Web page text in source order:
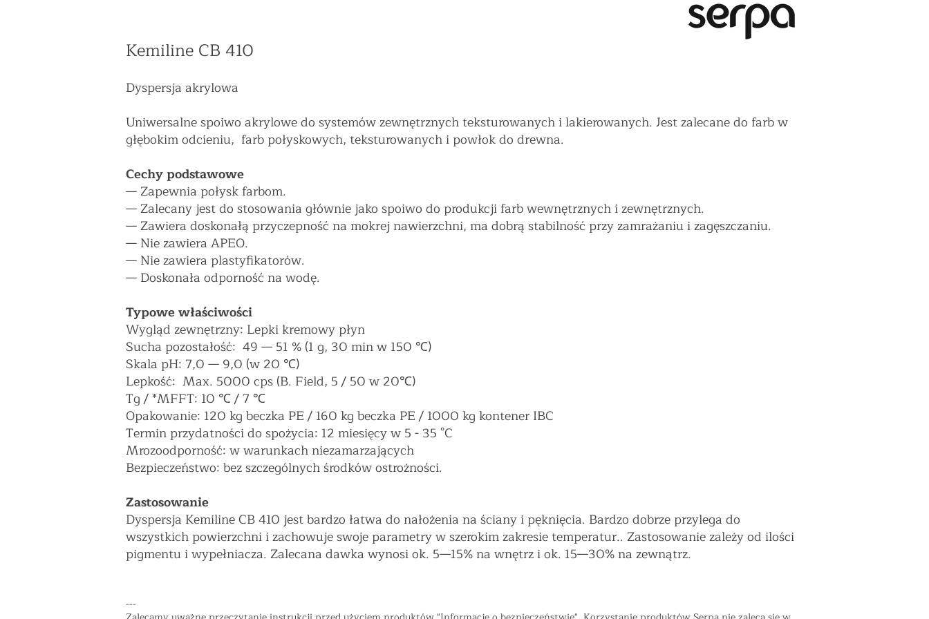
Kemiline CB 410
Dyspersja akrylowa
Uniwersalne spoiwo akrylowe do systemów zewnętrznych teksturowanych i lakierowanych. Jest zalecane do farb w
głębokim odcieniu, farb połyskowych, teksturowanych i powłok do drewna.
Cechy podstawowe
—Zapewnia połysk farbom.
—Zalecany jest do stosowania głównie jako spoiwo do produkcji farb wewnętrznych i zewnętrznych.
—Zawiera doskonałą przyczepność na mokrej nawierzchni, ma dobrą stabilność przy zamrażaniu i zagęszczaniu.
— Nie zawiera APEO.
— Nie zawiera plastyfikatorów.
— Doskonała odporność na wodę.
Typowe właściwości
Wygląd zewnętrzny: Lepki kremowy płyn
Sucha pozostałość: 49 — 51 % (1 g, 30 min w 150 ℃)
Skala pH: 7,0 — 9,0 (w 20 ℃)
Lepkość: Max. 5000 cps (B. Field, 5 / 50 w 20℃)
Tg / *MFFT: 10 ℃ / 7 ℃
Opakowanie: 120 kg beczka PE / 160 kg beczka PE / 1000 kg kontener IBC
Termin przydatności do spożycia: 12 miesięcy w 5 - 35 °C
Mrozoodporność: w warunkach niezamarzających
Bezpieczeństwo: bez szczególnych środków ostrożności.
Zastosowanie
Dyspersja Kemiline CB 410 jest bardzo łatwa do nałożenia na ściany i pęknięcia. Bardzo dobrze przylega do
wszystkich powierzchni i zachowuje swoje parametry w szerokim zakresie temperatur.. Zastosowanie zależy od ilości
pigmentu i wypełniacza. Zalecana dawka wynosi ok. 5—15% na wnętrz i ok. 15—30% na zewnątrz.
---